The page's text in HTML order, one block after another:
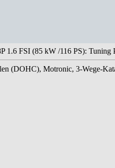
1.6 FSI (85 kW /116 PS): Tuning
(DOHC), Motronic, 3-Wege-